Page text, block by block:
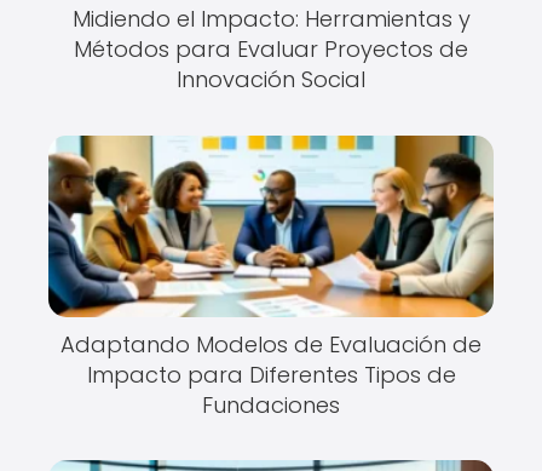
Midiendo el Impacto: Herramientas y
Métodos para Evaluar Proyectos de
Innovación Social
Adaptando Modelos de Evaluación de
Impacto para Diferentes Tipos de
Fundaciones